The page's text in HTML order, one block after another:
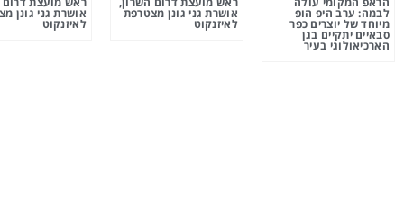
לבמה: ערב היפ הופ
מיוחד של יוצרים כפר
סבאיים יתקיים בגן
הארכיאולוגי בעיר
אושרת גני גונן מצטרפת
לאיזנקוט
אושרת גני גונן
לאיזנקוט